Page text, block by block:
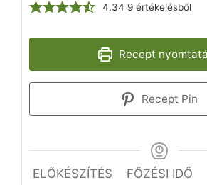
4.34 9 értékelésből
Recept
Recept Pin
ELŐKÉSZÍTÉS
FŐZÉSI IDŐ